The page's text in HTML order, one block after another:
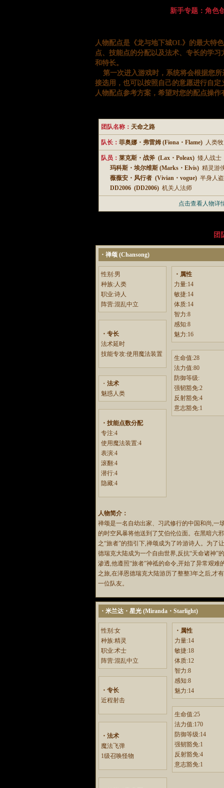
新手专题：角色
人物配点是《龙与地下城OL》的最大特
点、技能点的分配以及法术、专长的学
和特长。
第一次进入游戏时，系统将会根据您所
接选用，也可以按照自己的意愿进行自
人物配点参考方案，希望对您的配点操作
团队名称： 天命之路
队长：菲奥娜・弗雷姆 (Fiona・Flame) 人类
队员：莱克斯・战斧 (Lax・Poleax) 矮人战士
玛科斯・埃尔维斯 (Marks・Elvis) 精灵游
薇薇安・风行者 (Vivian・vogue) 半身人
DD2006 (DD2006) 机关人法师
点击查看人物详
团
・禅颂 (Chansong)
性别:男
种族:人类
职业:诗人
阵营:混乱中立
・专长
法术延时
技能专攻:使用魔法装置
・法术
魅惑人类
・技能点数分配
专注:4
使用魔法装置:4
表演:4
滚翻:4
潜行:4
隐藏:4
・属性
力量:14
敏捷:14
体质:14
智力:8
感知:8
魅力:16
生命值:28
法力值:80
防御等级:
强韧豁免:2
反射豁免:4
意志豁免:1
人物简介：
禅颂是一名自幼出家、习武修行的中国和尚,一
的时空风暴将他送到了艾伯伦位面。在黑暗六
之“旅者”的指引下,禅颂成为了吟游诗人。为了
德瑞克大陆成为一个自由世界,反抗“天命诸神”
渗透,他遵照“旅者”神祗的命令,开始了异常艰难
之旅,在泽恩德瑞克大陆游历了整整3年之后,才
一位队友。
・米兰达・星光 (Miranda・Starlight)
性别:女
种族:精灵
职业:术士
阵营:混乱中立
・专长
近程射击
・法术
魔法飞弹
1级召唤怪物
・属性
力量:14
敏捷:18
体质:12
智力:8
感知:8
魅力:14
生命值:25
法力值:170
防御等级:14
强韧豁免:1
反射豁免:4
意志豁免:1